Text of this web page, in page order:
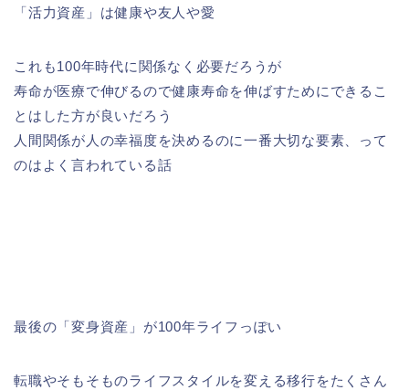
「活力資産」は健康や友人や愛
これも100年時代に関係なく必要だろうが
寿命が医療で伸びるので健康寿命を伸ばすためにできるこ
とはした方が良いだろう
人間関係が人の幸福度を決めるのに一番大切な要素、って
のはよく言われている話
最後の「変身資産」が100年ライフっぽい
転職やそもそものライフスタイルを変える移行をたくさん